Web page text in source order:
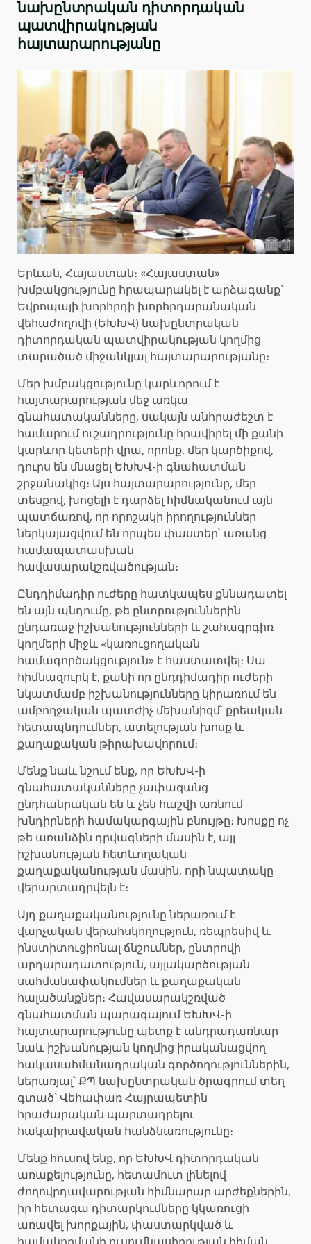
նախընտրական դիտորդական
պատվիրակության
հայտարարությանը
Երևան, Հայաստան։ «Հայաստան»
խմբակցությունը հրապարակել է արձագանք՝
Եվրոպայի խորհրդի խորհրդարանական
վեհաժողովի (ԵԽԽՎ) նախընտրական
դիտորդական պատվիրակության կողմից
տարածած միջանկյալ հայտարարությանը։
Մեր խմբակցությունը կարևորում է
հայտարարության մեջ առկա
գնահատականները, սակայն անհրաժեշտ է
համարում ուշադրությունը հրավիրել մի քանի
կարևոր կետերի վրա, որոնք, մեր կարծիքով,
դուրս են մնացել ԵԽԽՎ-ի գնահատման
շրջանակից։ Այս հայտարարությունը, մեր
տեսքով, խոցելի է դարձել հիմնականում այն
պատճառով, որ որոշակի իրողություններ
ներկայացվում են որպես փաստեր՝ առանց
համապատասխան
հավասարակշռվածության։
Ընդդիմադիր ուժերը հատկապես քննադատել
են այն պնդումը, թե ընտրություններին
ընդառաջ իշխանությունների և շահագրգիռ
կողմերի միջև «կառուցողական
համագործակցություն» է հաստատվել։ Սա
հիմնազուրկ է, քանի որ ընդդիմադիր ուժերի
նկատմամբ իշխանությունները կիրառում են
ամբողջական պատժիչ մեխանիզմ՝ քրեական
հետապնդումներ, ատելության խոսք և
քաղաքական թիրախավորում։
Մենք նաև նշում ենք, որ ԵԽԽՎ-ի
գնահատականները չափազանց
ընդհանրական են և չեն հաշվի առնում
խնդիրների համակարգային բնույթը։ Խոսքը ոչ
թե առանձին դրվագների մասին է, այլ
իշխանության հետևողական
քաղաքականության մասին, որի նպատակը
վերարտադրվելն է։
Այդ քաղաքականությունը ներառում է
վարչական վերահսկողություն, ռեպրեսիվ և
ինստիտուցիոնալ ճնշումներ, ընտրովի
արդարադատություն, այլակարծության
սահմանափակումներ և քաղաքական
հալածանքներ։ Հավասարակշռված
գնահատման պարագայում ԵԽԽՎ-ի
հայտարարությունը պետք է անդրադառնար
նաև իշխանության կողմից իրականացվող
հակասահմանադրական գործողություններին,
ներառյալ՝ ՔՊ նախընտրական ծրագրում տեղ
գտած՝ Վեհափառ Հայրապետին
հրաժարական պարտադրելու
հակաիրավական հանձնառությունը։
Մենք հուսով ենք, որ ԵԽԽՎ դիտորդական
առաքելությունը, հետամուտ լինելով
ժողովրդավարության հիմնարար արժեքներին,
իր հետագա դիտարկումները կկառուցի
առավել խորքային, փաստարկված և